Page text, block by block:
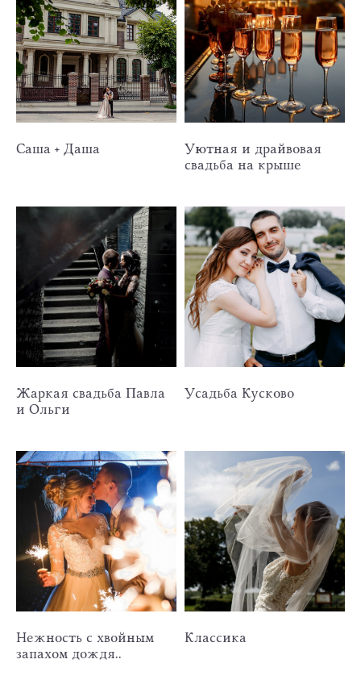
Саша + Даша Уютная и драйвовая
свадьба на крыше
Жаркая свадьба Павла
и Ольги
Усадьба Кусково
Нежность с хвойным
запахом дождя..
Классика